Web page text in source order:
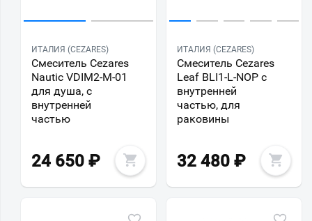
ИТАЛИЯ (CEZARES)
Смеситель Cezares
Nautic VDIM2-M-01
для душа, с
внутренней
частью
24 650 ₽
ИТАЛИЯ (CEZARES)
Смеситель Cezares
Leaf BLI1-L-NOP с
внутренней
частью, для
раковины
32 480 ₽